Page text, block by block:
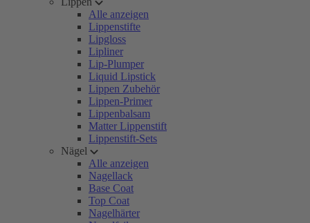
Alle anzeigen
Lippenstifte
Lipgloss
Lipliner
Lip-Plumper
Liquid Lipstick
Lippen Zubehör
Lippen-Primer
Lippenbalsam
Matter Lippenstift
Lippenstift-Sets
Nägel
Alle anzeigen
Nagellack
Base Coat
Top Coat
Nagelhärter